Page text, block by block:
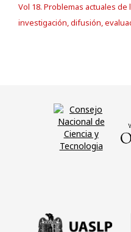
Vol 18. Problemas actuales de
investigación, difusión,